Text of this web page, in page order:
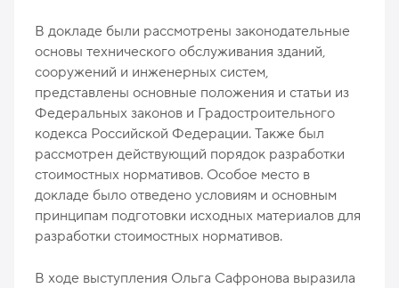
В докладе были рассмотрены законодательные
основы технического обслуживания зданий,
сооружений и инженерных систем,
представлены основные положения и статьи из
Федеральных законов и Градостроительного
кодекса Российской Федерации. Также был
рассмотрен действующий порядок разработки
стоимостных нормативов. Особое место в
докладе было отведено условиям и основным
принципам подготовки исходных материалов для
разработки стоимостных нормативов.
В ходе выступления Ольга Сафронова выразила